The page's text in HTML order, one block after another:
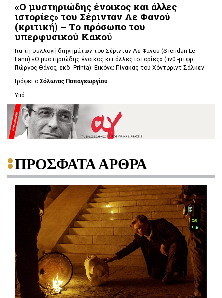
«Ο μυστηριώδης ένοικος και άλλες
ιστορίες» του Σέρινταν Λε Φανού
(κριτική) – Το πρόσωπο του
υπερφυσικού Κακού
Για τη συλλογή διηγημάτων του Σέρινταν Λε Φανού (Sheridan Le
Fanu) «Ο μυστηριώδης ένοικος και άλλες ιστορίες» (ανθ.-μτφρ.
Γιώργος Θάνος, εκδ. Printa). Εικόνα: Πίνακας του Χόντφριντ Σάλκεν.
Γράφει ο Σόλωνας Παπαγεωργίου
Υπά...
ΠΡΟΣΦΑΤΑ ΑΡΘΡΑ